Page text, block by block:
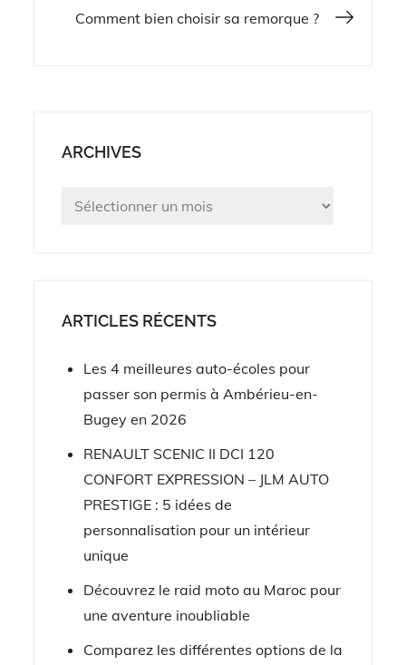
l’article
Comment bien choisir sa remorque ?
ARCHIVES
Archives
ARTICLES RÉCENTS
Les 4 meilleures auto-écoles pour
passer son permis à Ambérieu-en-
Bugey en 2026
RENAULT SCENIC II DCI 120
CONFORT EXPRESSION – JLM AUTO
PRESTIGE : 5 idées de
personnalisation pour un intérieur
unique
Découvrez le raid moto au Maroc pour
une aventure inoubliable
Comparez les différentes options de la